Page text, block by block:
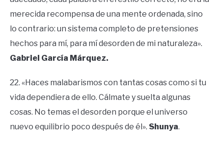
merecida recompensa de una mente ordenada, sino
lo contrario: un sistema completo de pretensiones
hechos para mí, para mí desorden de mi naturaleza».
Gabriel García Márquez.
22. «Haces malabarismos con tantas cosas como si tu
vida dependiera de ello. Cálmate y suelta algunas
cosas. No temas el desorden porque el universo
nuevo equilibrio poco después de él». Shunya.